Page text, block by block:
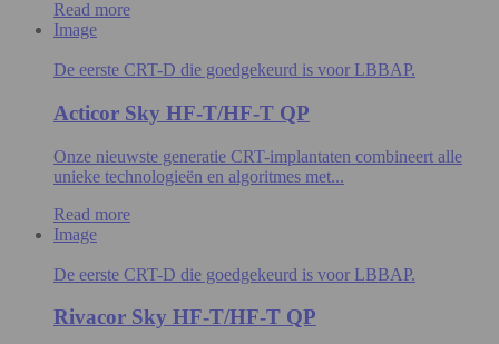
Read more
Image
De eerste CRT-D die goedgekeurd is voor LBBAP.
Acticor Sky HF-T/HF-T QP
Onze nieuwste generatie CRT-implantaten combineert alle
unieke technologieën en algoritmes met...
Read more
Image
De eerste CRT-D die goedgekeurd is voor LBBAP.
Rivacor Sky HF-T/HF-T QP